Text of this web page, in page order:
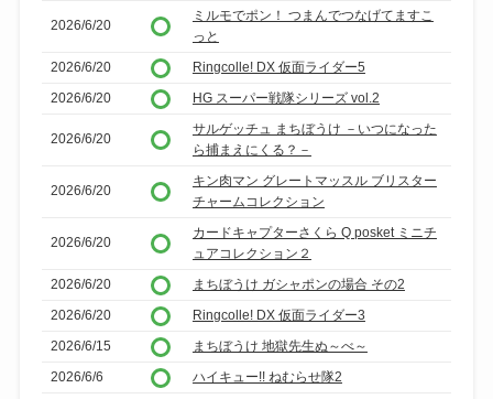
2026/6/20
ミルモでポン！ つまんでつなげてますこ
っと
2026/6/20
Ringcolle! DX 仮面ライダー5
2026/6/20
HG スーパー戦隊シリーズ vol.2
2026/6/20
サルゲッチュ まちぼうけ －いつになった
ら捕まえにくる？－
2026/6/20
キン肉マン グレートマッスル ブリスター
チャームコレクション
2026/6/20
カードキャプターさくら Q posket ミニチ
ュアコレクション２
2026/6/20
まちぼうけ ガシャポンの場合 その2
2026/6/20
Ringcolle! DX 仮面ライダー3
2026/6/15
まちぼうけ 地獄先生ぬ～べ～
2026/6/6
ハイキュー!! ねむらせ隊2